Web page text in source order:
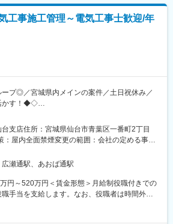
1万千円、二級：7千円
／1級：1万円、2級：7千円
】
各事業部では年次やキャリアもさまざまな社
全社平均内容は36.3歳と建設業界の中でも比
している企業となります。
す。
工事施工管理～電気工事士歓迎/年
プ◎／宮城県内メインの案件／土日祝休み／
かす！◆◇
光発電事業における、施工管理として以下業務
。基本一人1案件でご対応頂く予定です。
せ
の作成
管理、人員手配 等
施工は下請けの会社にお願いをします。
台支店住所：宮城県仙台市青葉区一番町2丁目
：屋内全面禁煙変更の範囲：会社の定める事業
瀬通駅、あおば通駅
円～520万円＜賃金形態＞月給制役職付きでの
手当を支給します。なお、役職者は時間外手